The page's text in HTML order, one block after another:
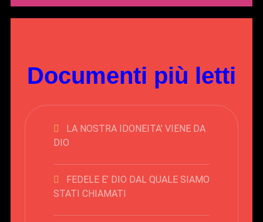
Documenti più letti
LA NOSTRA IDONEITA’ VIENE DA
DIO
FEDELE E’ DIO DAL QUALE SIAMO
STATI CHIAMATI